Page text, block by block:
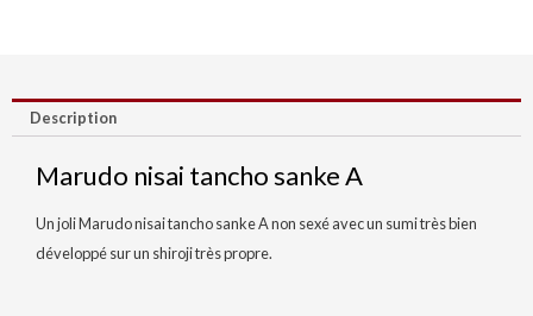
Description
Marudo nisai tancho sanke A
Un joli Marudo nisai tancho sanke A non sexé avec un sumi très bien
développé sur un shiroji très propre.